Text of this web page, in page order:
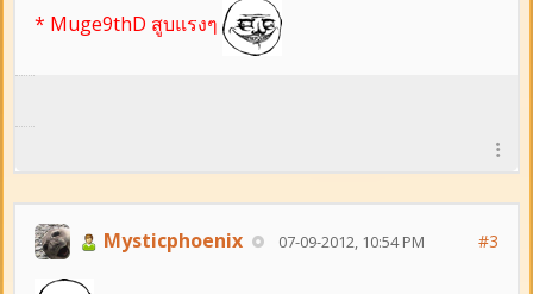
* Muge9thD สูบแรงๆ
Mysticphoenix 07-09-2012, 10:54 PM #3